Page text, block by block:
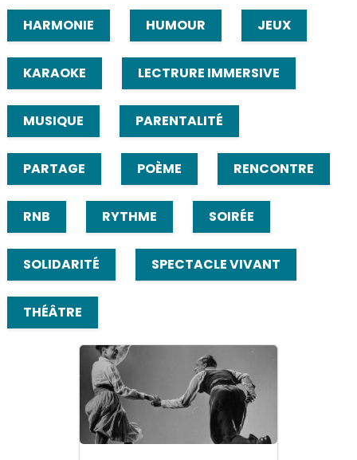
HARMONIE HUMOUR JEUX
KARAOKE LECTRURE IMMERSIVE
MUSIQUE PARENTALITÉ
PARTAGE POÈME RENCONTRE
RNB RYTHME SOIRÉE
SOLIDARITÉ SPECTACLE VIVANT
THÉÂTRE